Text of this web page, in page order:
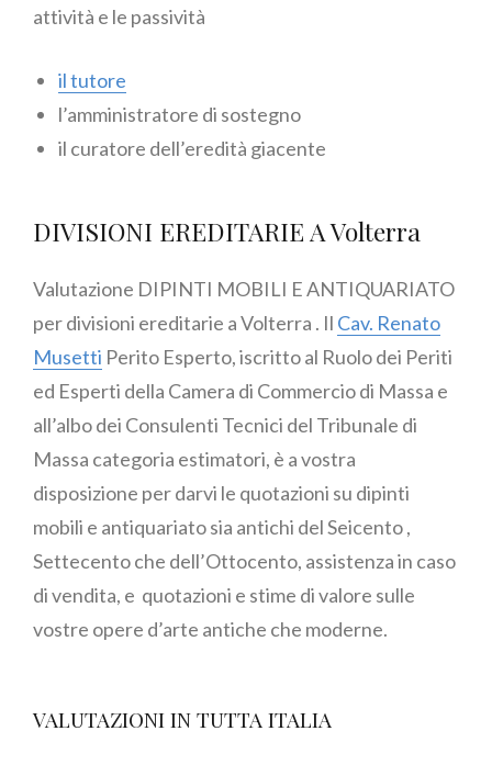
attività e le passività
il tutore
l’amministratore di sostegno
il curatore dell’eredità giacente
DIVISIONI EREDITARIE A Volterra
Valutazione DIPINTI MOBILI E ANTIQUARIATO
per divisioni ereditarie a Volterra . Il Cav. Renato
Musetti Perito Esperto, iscritto al Ruolo dei Periti
ed Esperti della Camera di Commercio di Massa e
all’albo dei Consulenti Tecnici del Tribunale di
Massa categoria estimatori, è a vostra
disposizione per darvi le quotazioni su dipinti
mobili e antiquariato sia antichi del Seicento ,
Settecento che dell’Ottocento, assistenza in caso
di vendita, e quotazioni e stime di valore sulle
vostre opere d’arte antiche che moderne.
VALUTAZIONI IN TUTTA ITALIA